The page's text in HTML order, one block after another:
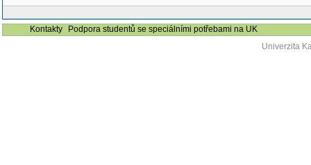
Kontakty
Podpora studentů se speciálními potřebami na UK
Univerzita